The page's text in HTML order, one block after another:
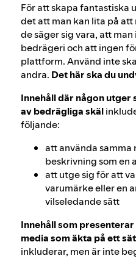
För att skapa fantastiska
det att man kan lita på att
de säger sig vara, att
bedrägeri och att ingen
plattform. Använd inte
andra. Det här ska du
Innehåll där någon utger
av bedrägliga skäl
följande:
att använda
beskrivning som
att utge sig för att
varumärke eller en
vilseledande sätt
Innehåll som
media som äkta på ett
inkluderar, men är inte